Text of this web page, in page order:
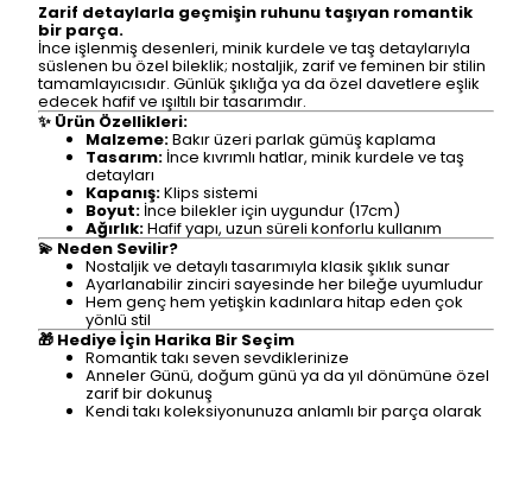
Zarif detaylarla geçmişin ruhunu taşıyan romantik
bir parça.
İnce işlenmiş desenleri, minik kurdele ve taş detaylarıyla
süslenen bu özel bileklik; nostaljik, zarif ve feminen bir stilin
tamamlayıcısıdır. Günlük şıklığa ya da özel davetlere eşlik
edecek hafif ve ışıltılı bir tasarımdır.
✨ Ürün Özellikleri:
Malzeme:Bakır üzeri parlak gümüş kaplama
Tasarım: İnce kıvrımlı hatlar, minik kurdele ve taş
detayları
Kapanış:Klips sistemi
Boyut: İnce bilekler için uygundur (17cm)
Ağırlık:Hafif yapı, uzun süreli konforlu kullanım
💫 Neden Sevilir?
Nostaljik ve detaylı tasarımıyla klasik şıklık sunar
Ayarlanabilir zinciri sayesinde her bileğe uyumludur
Hem genç hem yetişkin kadınlara hitap eden çok
yönlü stil
🎁 Hediye İçin Harika Bir Seçim
Romantik takı seven sevdiklerinize
Anneler Günü, doğum günü ya da yıl dönümüne özel
zarif bir dokunuş
Kendi takı koleksiyonunuza anlamlı bir parça olarak